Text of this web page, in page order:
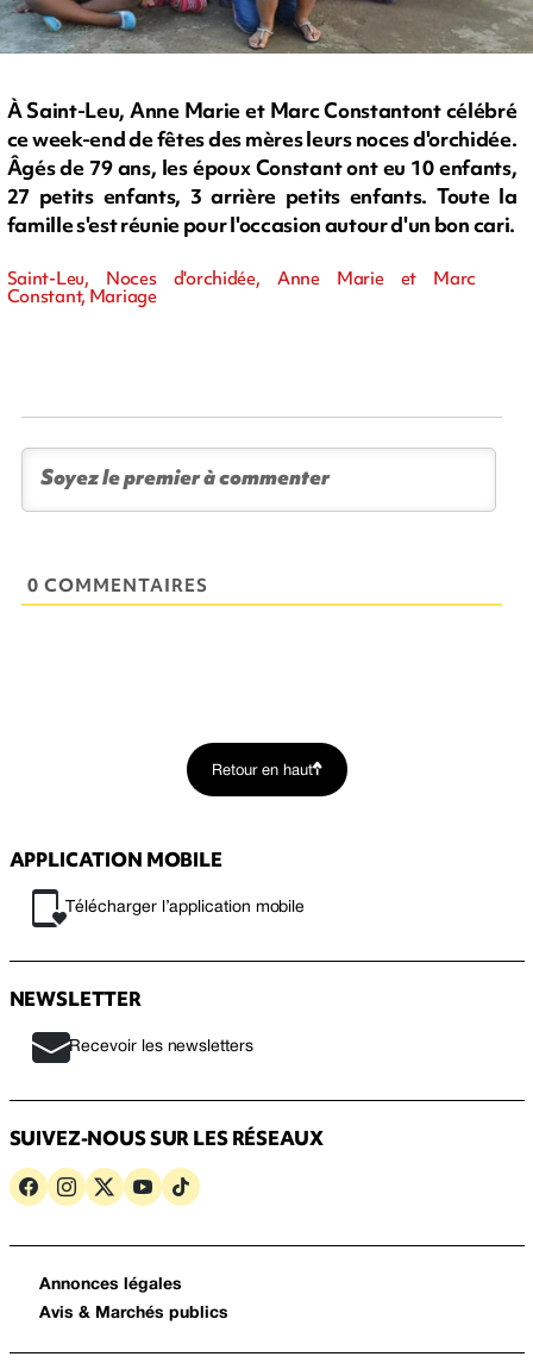
À Saint-Leu, Anne Marie et Marc Constantont célébré
ce week-end de fêtes des mères leurs noces d'orchidée.
Âgés de 79 ans, les époux Constant ont eu 10 enfants,
27 petits enfants, 3 arrière petits enfants. Toute la
famille s'est réunie pour l'occasion autour d'un bon cari.
Saint-Leu, Noces d'orchidée, Anne Marie et Marc
Constant, Mariage
0 COMMENTAIRES
Retour en haut
APPLICATION MOBILE
Télécharger l’application mobile
NEWSLETTER
Recevoir les newsletters
SUIVEZ-NOUS SUR LES RÉSEAUX
Annonces légales
Avis & Marchés publics